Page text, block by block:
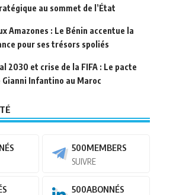
au sommet de l’État
Amazones : Le Bénin accentue la
pour ses trésors spoliés
2030 et crise de la FIFA : Le pacte
Infantino au Maroc
500MEMBERS
SUIVRE
500ABONNÉS